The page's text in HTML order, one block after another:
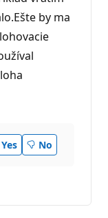
by ma
Yes No